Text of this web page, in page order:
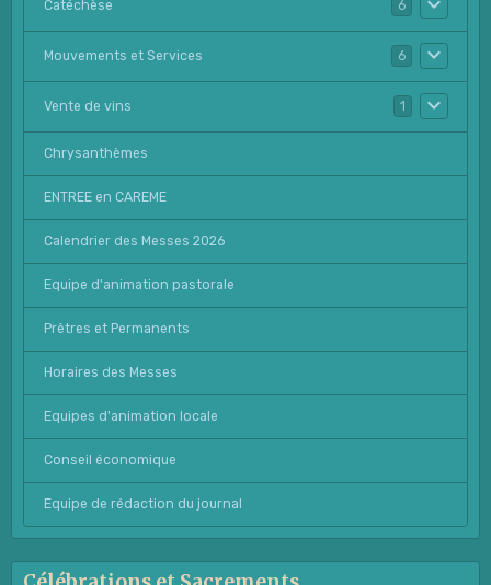
Catéchèse 6
Mouvements et Services 6
Vente de vins 1
Chrysanthèmes
ENTREE en CAREME
Calendrier des Messes 2026
Equipe d'animation pastorale
Prêtres et Permanents
Horaires des Messes
Equipes d'animation locale
Conseil économique
Equipe de rédaction du journal